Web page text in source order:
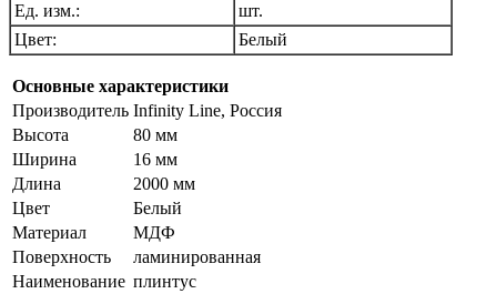
Ед. изм.:
шт.
Цвет:
Белый
Основные характеристики
Производитель Infinity Line, Россия
Высота
80 мм
Ширина
16 мм
Длина
2000 мм
Цвет
Белый
Материал
МДФ
Поверхность
ламинированная
Наименование плинтус